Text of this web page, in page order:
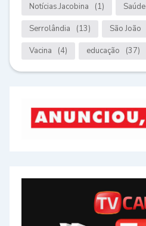
Notícias.Jacobina (1) Saúde
Serrolândia (13) São João
Vacina (4) educação (37)